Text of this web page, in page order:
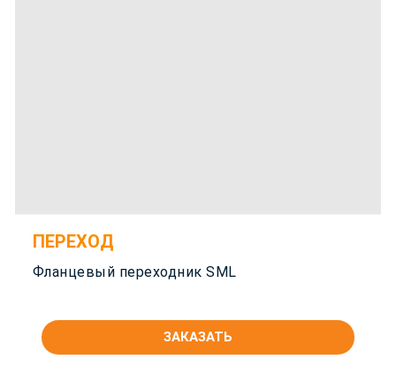
ПЕРЕХОД
Фланцевый переходник SML
ЗАКАЗАТЬ